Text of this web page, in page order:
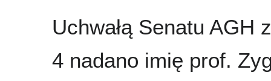
Uchwałą Senatu AGH
4 nadano imię prof.